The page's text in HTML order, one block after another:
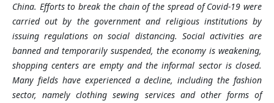
China. Efforts to break the chain of the spread of Covid-19 were
carried out by the government and religious institutions by
issuing regulations on social distancing. Social activities are
banned and temporarily suspended, the economy is weakening,
shopping centers are empty and the informal sector is closed.
Many fields have experienced a decline, including the fashion
sector, namely clothing sewing services and other forms of